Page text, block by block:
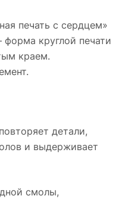
печать с сердцем»
круглой печати
краем.
детали,
и выдерживает
смолы,